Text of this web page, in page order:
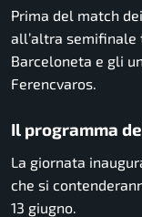
Prima del match
all’altra semifinale
Barceloneta e gli
Ferencvaros.
Il programma
La giornata
che si
13 giugno.